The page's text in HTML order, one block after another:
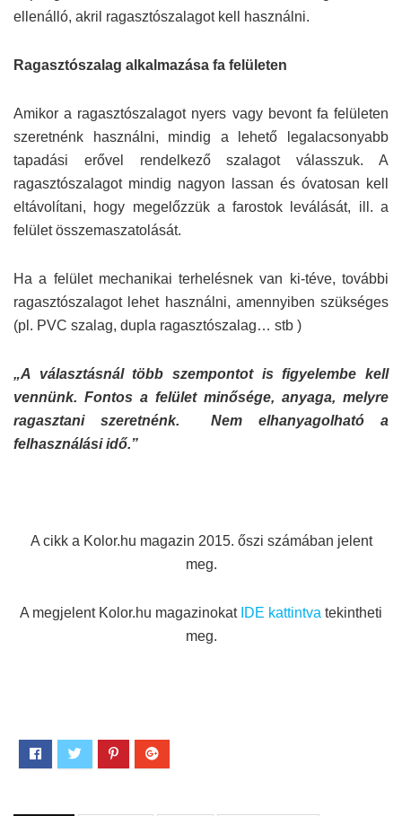
ellenálló, akril ragasztószalagot kell használni.
Ragasztószalag alkalmazása fa felületen
Amikor a ragasztószalagot nyers vagy bevont fa felületen
szeretnénk használni, mindig a lehető legalacsonyabb
tapadási erővel rendelkező szalagot válasszuk. A
ragasztószalagot mindig nagyon lassan és óvatosan kell
eltávolítani, hogy megelőzzük a farostok leválását, ill. a
felület összemaszatolását.
Ha a felület mechanikai terhelésnek van ki-téve, további
ragasztószalagot lehet használni, amennyiben szükséges
(pl. PVC szalag, dupla ragasztószalag… stb )
„A választásnál több szempontot is figyelembe kell
vennünk. Fontos a felület minősége, anyaga, melyre
ragasztani szeretnénk. Nem elhanyagolható a
felhasználási idő.”
A cikk a Kolor.hu magazin 2015. őszi számában jelent
meg.
A megjelent Kolor.hu magazinokat IDE kattintva tekintheti
meg.